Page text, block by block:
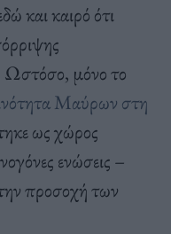
και καιρό ότι
Ωστόσο, μόνο το
Μαύρων στη
ως χώρος
ενώσεις –
προσοχή των